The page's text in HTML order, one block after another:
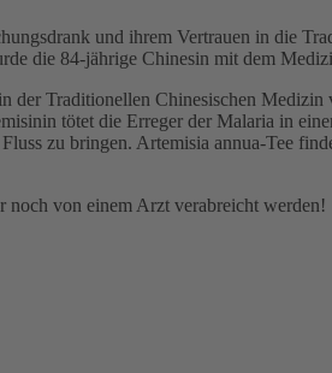
und ihrem Vertrauen in die
die 84-jährige Chinesin mit dem
Traditionellen Chinesischen
tötet die Erreger der Malaria in
zu bringen. Artemisia annua-Tee
noch von einem Arzt verabreicht werden!